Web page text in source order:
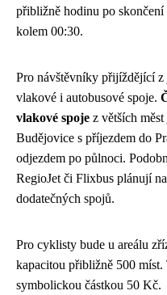
přibližně hodinu po
kolem 00:30.
Pro návštěvníky přijíždějící
vlakové i autobusové spoje.
vlakové spoje z větších
Budějovice s příjezdem do
odjezdem po půlnoci.
RegioJet či Flixbus plánují
dodatečných spojů.
Pro cyklisty bude u areálu
kapacitou přibližně 500 míst.
symbolickou částkou 50 Kč.